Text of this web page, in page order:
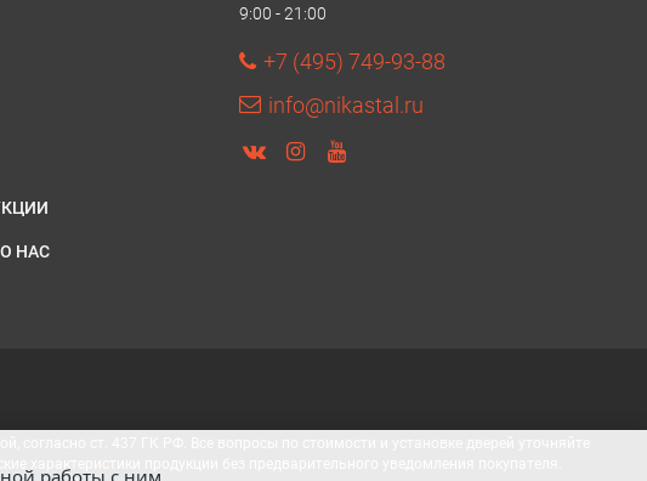
НАС
9:00 - 21:00
+7 (495) 749-93-88
info@nikastal.ru
работы с ним.